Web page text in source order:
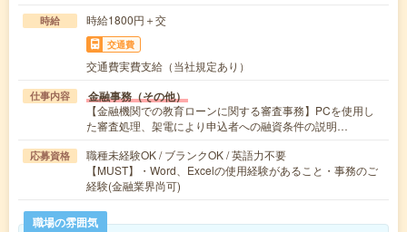
時給 時給1800円＋交
交通費
交通費実費支給（当社規定あり）
仕事内容 金融事務（その他）
【金融機関での教育ローンに関する審査事務】PCを使用し
た審査処理、架電により申込者への融資条件の説明…
応募資格
職種未経験OK / ブランクOK / 英語力不要
【MUST】・Word、Excelの使用経験があること・事務のご
経験(金融業界尚可)
職場の雰囲気